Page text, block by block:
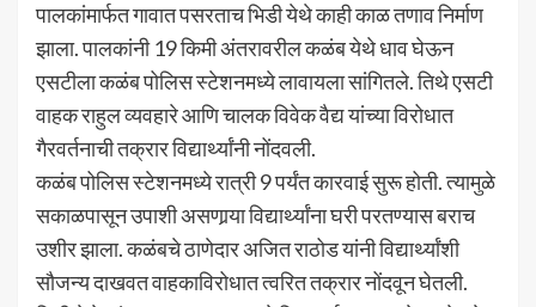
पालकांमार्फत गावात पसरताच भिडी येथे काही काळ तणाव निर्माण
झाला. पालकांनी 19 किमी अंतरावरील कळंब येथे धाव घेऊन
एसटीला कळंब पोलिस स्टेशनमध्ये लावायला सांगितले. तिथे एसटी
वाहक राहुल व्यवहारे आणि चालक विवेक वैद्य यांच्या विरोधात
गैरवर्तनाची तक्रार विद्यार्थ्यांनी नोंदवली.
कळंब पोलिस स्टेशनमध्ये रात्री 9 पर्यंत कारवाई सुरू होती. त्यामुळे
सकाळपासून उपाशी असणार्‍या विद्यार्थ्यांना घरी परतण्यास बराच
उशीर झाला. कळंबचे ठाणेदार अजित राठोड यांनी विद्यार्थ्यांशी
सौजन्य दाखवत वाहकाविरोधात त्वरित तक्रार नोंदवून घेतली.